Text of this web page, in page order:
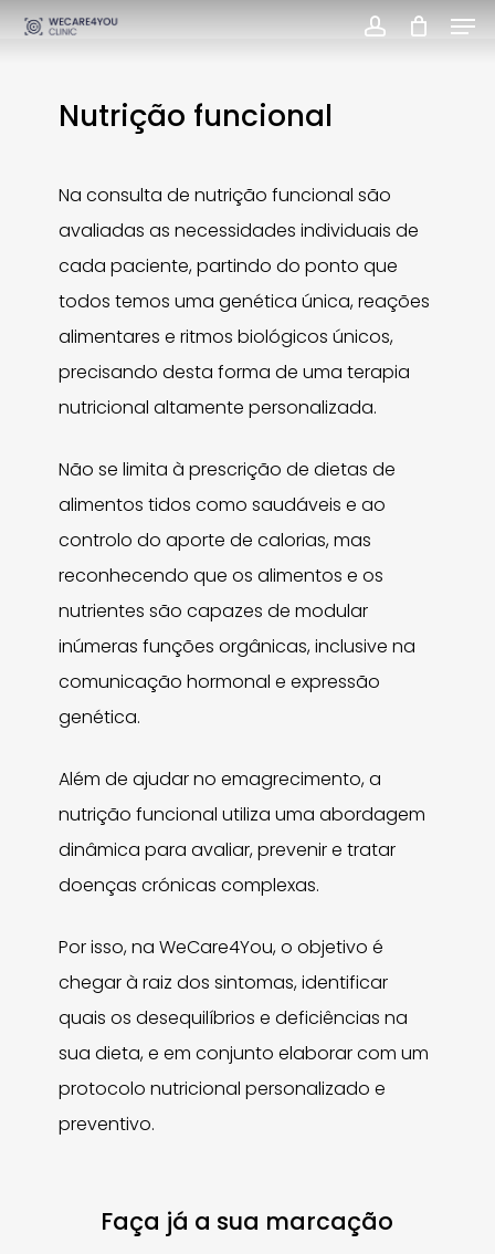
Skip
contentNutrição funcional
Na consulta de nutrição funcional são
avaliadas as necessidades individuais de
cada paciente, partindo do ponto que
todos temos uma genética única, reações
alimentares e ritmos biológicos únicos,
precisando desta forma de uma terapia
nutricional altamente personalizada.
Não se limita à prescrição de dietas de
alimentos tidos como saudáveis e ao
controlo do aporte de calorias, mas
reconhecendo que os alimentos e os
nutrientes são capazes de modular
inúmeras funções orgânicas, inclusive na
comunicação hormonal e expressão
genética.
Além de ajudar no emagrecimento, a
nutrição funcional utiliza uma abordagem
dinâmica para avaliar, prevenir e tratar
doenças crónicas complexas.
Por isso, na WeCare4You, o objetivo é
chegar à raiz dos sintomas, identificar
quais os desequilíbrios e deficiências na
sua dieta, e em conjunto elaborar com um
protocolo nutricional personalizado e
preventivo.
Faça já a sua marcação